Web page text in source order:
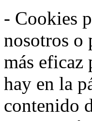
- Cookies
nosotros o
más eficaz
hay en la
contenido